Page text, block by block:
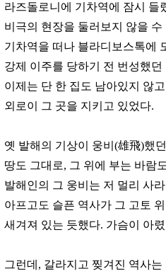
라즈돌로니에 기차역에 잠시 들
비극의 현장을 둘러보지 않을
기차역을 떠나 블라디보스톡에
강제 이주를 당하기 전 번성했
이제는 단 한 집도 남아있지 않
외로이 그 곳을 지키고 있었다.
옛 발해의 기상이 웅비(雄飛)했
땅도 그대로, 그 위에 부는 바람
발해인의 그 웅비는 저 멀리 사
아프고도 슬픈 역사가 그 고토
새겨져 있는 듯했다. 가슴이 아
그런데, 갈라지고 찢겨진 역사